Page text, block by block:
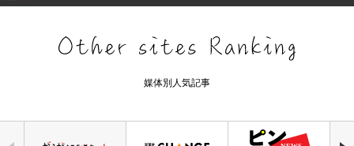
媒体別人気記事